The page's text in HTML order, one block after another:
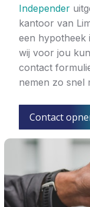
Independer
kantoor van
een hypotheek
wij voor jou
contact
nemen zo snel
Contact